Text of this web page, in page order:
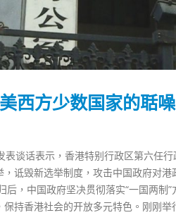
西方少数国家的聒
表谈话表示，香港特别行政区第六任
诋毁新选举制度，攻击中国政府对
后，中国政府坚决贯彻落实“一国两
持香港社会的开放多元特色。刚刚